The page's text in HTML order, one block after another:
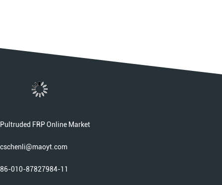
Pultruded FRP Online Market
cschenli@maoyt.com
86-010-87827984-11